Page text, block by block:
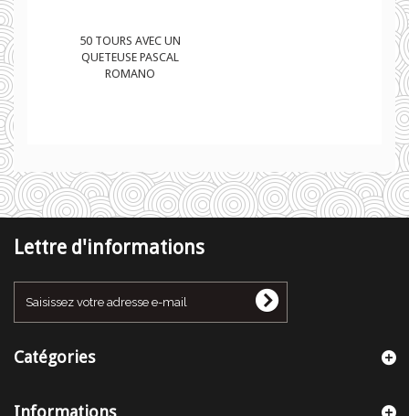
50 TOURS AVEC UN
QUETEUSE PASCAL
ROMANO
Lettre d'informations
Catégories
Informations